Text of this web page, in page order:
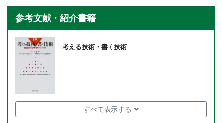
参考文献・紹介書籍
考える技術・書く技術